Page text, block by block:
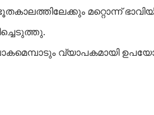
മറ്റൊന്ന്
വ്യാപകമായി